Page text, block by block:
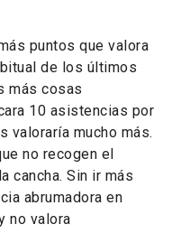
puntos que valora
de los últimos
más cosas
10 asistencias por
valoraría mucho más.
no recogen el
cancha. Sin ir más
abrumadora en
no valora